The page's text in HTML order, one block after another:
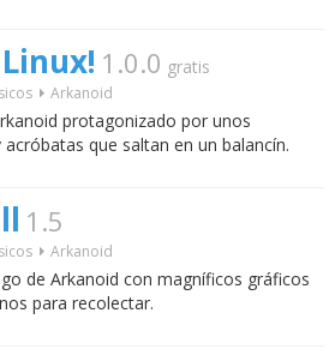
1.0.0 gratis
Arkanoid
protagonizado por unos
que saltan en un balancín.
1.5
Arkanoid
de Arkanoid con magníficos gráficos
para recolectar.